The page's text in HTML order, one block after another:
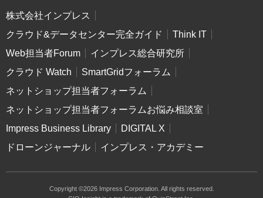
株式会社インプレス
クラウド&データセンター完全ガイド
Think IT
Web担当者Forum
インプレス総合研究所
クラウド Watch
SmartGridフォーラム
ネットショップ担当者フォーラム
ネットショップ担当者フォーラムお悩み相談室
Impress Business Library
DIGITAL X
ドローンジャーナル
インプレス・アカデミー
Copyright ©2026 Impress Corporation. All rights reserved.